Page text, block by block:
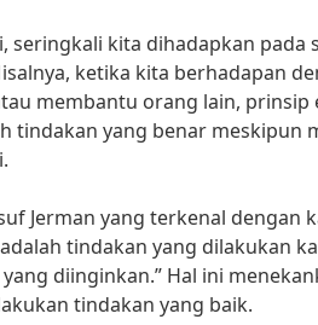
seringkali kita dihadapkan pada
ketika kita berhadapan
membantu orang lain, prinsip
tindakan yang benar meskipun
Jerman yang terkenal dengan
tindakan yang dilakukan
diinginkan.” Hal ini
tindakan yang baik.